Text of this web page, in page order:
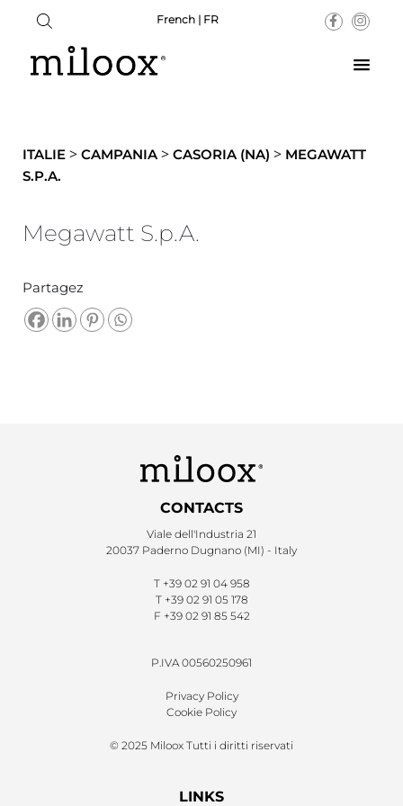
French | FR
ITALIE >CAMPANIA>CASORIA (NA) > MEGAWATT
S.P.A.
Megawatt S.p.A.
Partagez
CONTACTS
Viale dell'Industria 21
20037 Paderno Dugnano (MI) - Italy
T +39 02 91 04 958
T +39 02 91 05 178
F +39 02 91 85 542
P.IVA 00560250961
Privacy Policy
Cookie Policy
© 2025 Miloox Tutti i diritti riservati
LINKS